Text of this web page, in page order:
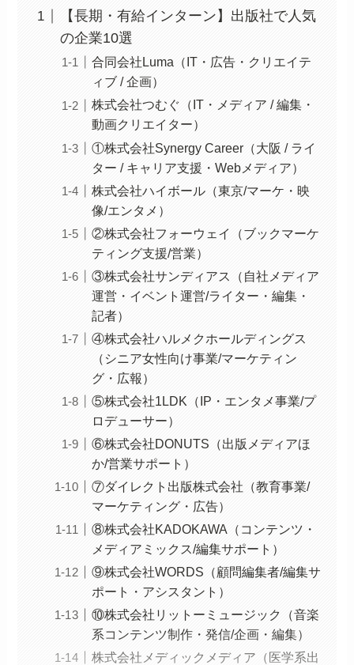
【長期・有給インターン】出版社で人気
の企業10選
合同会社Luma（IT・広告・クリエイテ
ィブ / 企画）
株式会社つむぐ（IT・メディア / 編集・
動画クリエイター）
①株式会社Synergy Career（大阪 / ライ
ター / キャリア支援・Webメディア）
株式会社ハイボール（東京/マーケ・映
像/エンタメ）
②株式会社フォーウェイ（ブックマーケ
ティング支援/営業）
③株式会社サンディアス（自社メディア
運営・イベント運営/ライター・編集・
記者）
④株式会社ハルメクホールディングス
（シニア女性向け事業/マーケティン
グ・広報）
⑤株式会社1LDK（IP・エンタメ事業/プ
ロデューサー）
⑥株式会社DONUTS（出版メディアほ
か/営業サポート）
⑦ダイレクト出版株式会社（教育事業/
マーケティング・広告）
⑧株式会社KADOKAWA（コンテンツ・
メディアミックス/編集サポート）
⑨株式会社WORDS（顧問編集者/編集サ
ポート・アシスタント）
⑩株式会社リットーミュージック（音楽
系コンテンツ制作・発信/企画・編集）
株式会社メディックメディア（医学系出